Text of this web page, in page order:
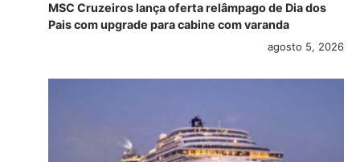
MSC Cruzeiros lança oferta relâmpago de Dia dos
Pais com upgrade para cabine com varanda
agosto 5, 2026